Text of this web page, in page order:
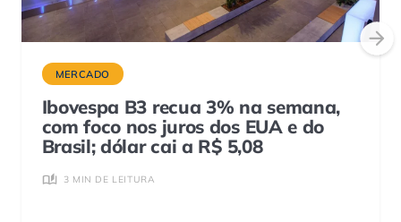
MERCADO
Ibovespa B3 recua 3% na semana,
com foco nos juros dos EUA e do
Brasil; dólar cai a R$ 5,08
3 MIN DE LEITURA